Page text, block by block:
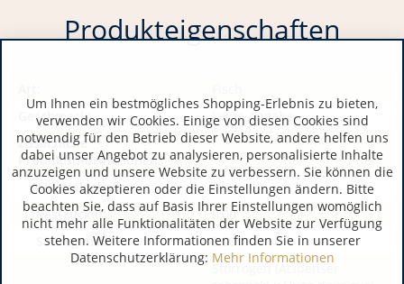
Produkteigenschaften
Geschmack:
keine Angabe
Zusätzliche
Produktinformationen:
Alkoholgehalt:
0,00
Restzucker:
0,00
Säuregehalt:
0,00
Um Ihnen ein bestmögliches Shopping-Erlebnis zu bieten,
verwenden wir Cookies. Einige von diesen Cookies sind
notwendig für den Betrieb dieser Website, andere helfen uns
dabei unser Angebot zu analysieren, personalisierte Inhalte
anzuzeigen und unsere Website zu verbessern. Sie können die
Cookies akzeptieren oder die Einstellungen ändern. Bitte
beachten Sie, dass auf Basis Ihrer Einstellungen womöglich
nicht mehr alle Funktionalitäten der Website zur Verfügung
stehen. Weitere Informationen finden Sie in unserer
Datenschutzerklärung: Mehr Informationen